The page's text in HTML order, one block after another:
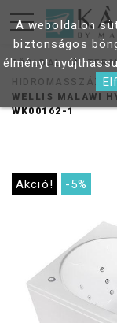
FŐOLDAL
HIDROMASSZÁZS
WELLIS MALAWI
WK00162-1
Akció! -5%
A weboldalon
biztonságos
élményt